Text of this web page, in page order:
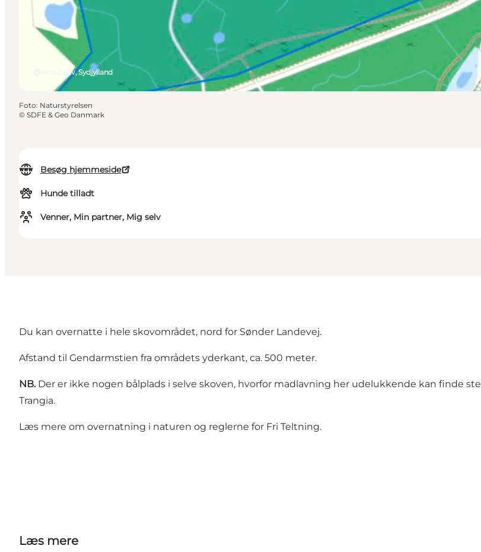
Besøg hjemmeside
Hunde tilladt
Venner, Min partner, Mig selv
Høruphav, Sydjylland
Foto: Naturstyrelsen
© SDFE & Geo Danmark
Du kan overnatte i hele skovområdet, nord for Sønder Landevej.
Afstand til Gendarmstien fra områdets yderkant, ca. 500 meter.
NB. Der er ikke nogen bålplads i selve skoven, hvorfor madlavning her udelukkende kan finde
Trangia.
Læs mere om overnatning i naturen og reglerne for Fri Teltning.
Læs mere